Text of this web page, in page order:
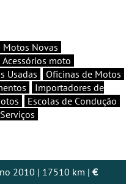
Motos Novas
moto
Usadas
Oficinas de Motos
Importadores de
Escolas de Condução
Serviços
2010 | 17510 km | €